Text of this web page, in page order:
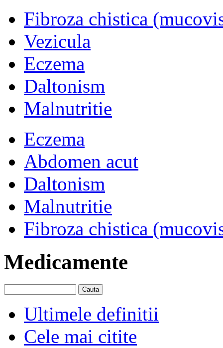
Fibroza chistica
Vezicula
Eczema
Daltonism
Malnutritie
Eczema
Abdomen acut
Daltonism
Malnutritie
Fibroza chistica
Medicamente
Ultimele definitii
Cele mai citite